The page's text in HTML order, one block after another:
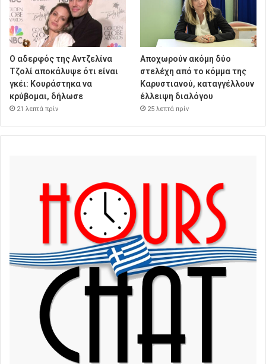
Ο αδερφός της Αντζελίνα
Τζολί αποκάλυψε ότι είναι
γκέι: Κουράστηκα να
κρύβομαι, δήλωσε
21 λεπτά πρίν
Αποχωρούν ακόμη δύο
στελέχη από το κόμμα της
Καρυστιανού, καταγγέλλουν
έλλειψη διαλόγου
25 λεπτά πρίν